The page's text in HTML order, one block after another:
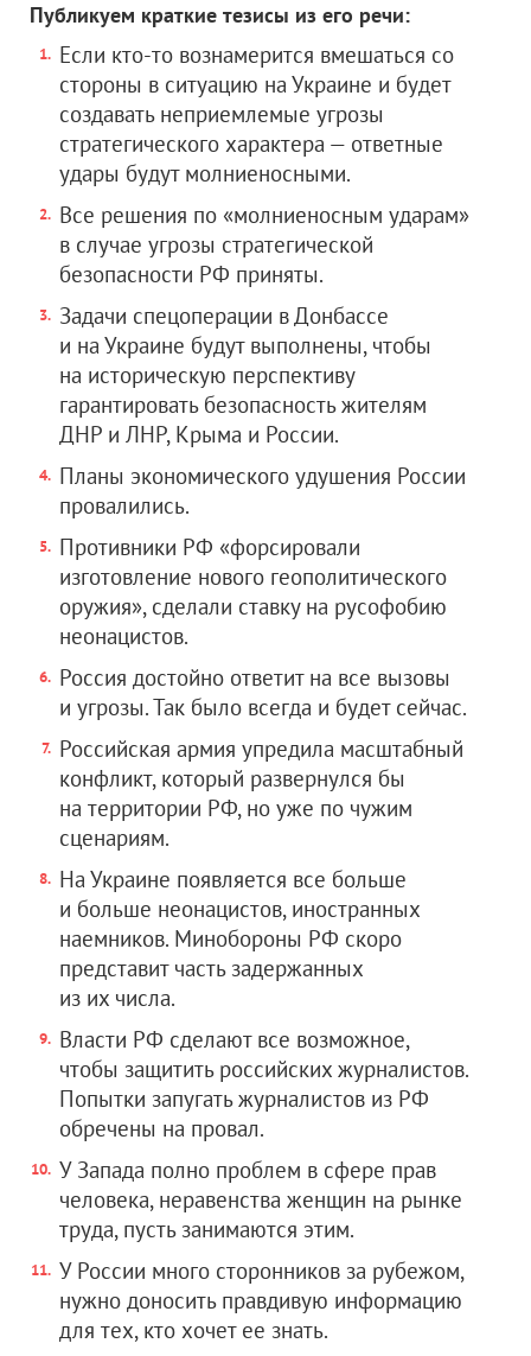
Публикуем краткие тезисы из его речи:
Если кто-то вознамерится вмешаться со
стороны в ситуацию на Украине и будет
создавать неприемлемые угрозы
стратегического характера — ответные
удары будут молниеносными.
Все решения по «молниеносным ударам»
в случае угрозы стратегической
безопасности РФ приняты.
Задачи спецоперации в Донбассе
и на Украине будут выполнены, чтобы
на историческую перспективу
гарантировать безопасность жителям
ДНР и ЛНР, Крыма и России.
Планы экономического удушения России
провалились.
Противники РФ «форсировали
изготовление нового геополитического
оружия», сделали ставку на русофобию
неонацистов.
Россия достойно ответит на все вызовы
и угрозы. Так было всегда и будет сейчас.
Российская армия упредила масштабный
конфликт, который развернулся бы
на территории РФ, но уже по чужим
сценариям.
На Украине появляется все больше
и больше неонацистов, иностранных
наемников. Минобороны РФ скоро
представит часть задержанных
из их числа.
Власти РФ сделают все возможное,
чтобы защитить российских журналистов.
Попытки запугать журналистов из РФ
обречены на провал.
У Запада полно проблем в сфере прав
человека, неравенства женщин на рынке
труда, пусть занимаются этим.
У России много сторонников за рубежом,
нужно доносить правдивую информацию
для тех, кто хочет ее знать.